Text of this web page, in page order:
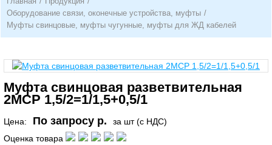
Оборудование связи, оконечные устройства, муфты /
Муфты свинцовые, муфты чугунные, муфты для ЖД кабелей
Муфта свинцовая разветвительная
2МСР 1,5/2=1/1,5+0,5/1
Цена: По запросу р.
за шт (с НДС)
Оценка товара